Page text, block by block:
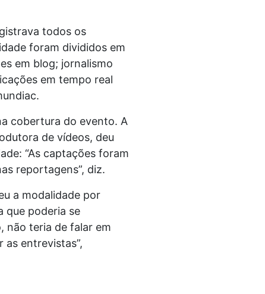
todos os
foram divididos em
em blog; jornalismo
em tempo real
cobertura do evento. A
de vídeos, deu
“As captações foram
reportagens”, diz.
a modalidade por
que poderia se
não teria de falar em
as entrevistas”,